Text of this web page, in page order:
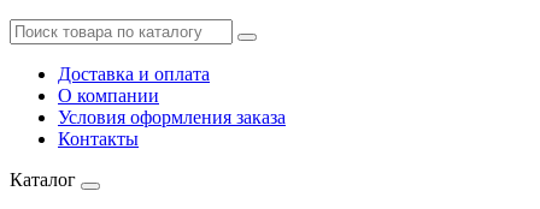
Доставка и оплата
О компании
Условия оформления заказа
Контакты
Каталог